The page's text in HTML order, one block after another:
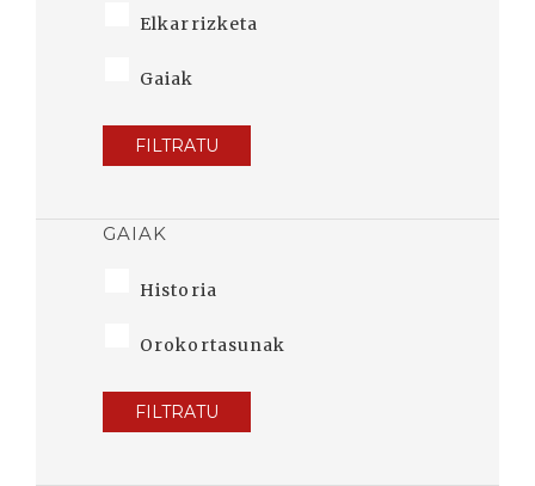
Elkarrizketa
Gaiak
FILTRATU
GAIAK
Historia
Orokortasunak
FILTRATU